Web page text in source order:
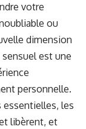
votre
ou
dimension
est une
personnelle.
essentielles, les
libèrent, et